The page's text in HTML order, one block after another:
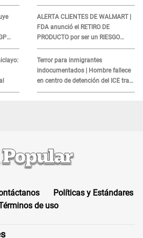
ALERTA CLIENTES DE WALMART |
FDA anunció el RETIRO DE
PRODUCTO por ser un RIESGO
MORTAL para consumidores: ¿Cuál
es?
Terror para inmigrantes
indocumentados | Hombre fallece
en centro de detención del ICE tras
sufrir una "emergencia médica"
Políticas y Estándares
de uso